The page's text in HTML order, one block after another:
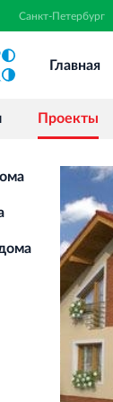
Санкт‐Петербург
Главная
Проекты